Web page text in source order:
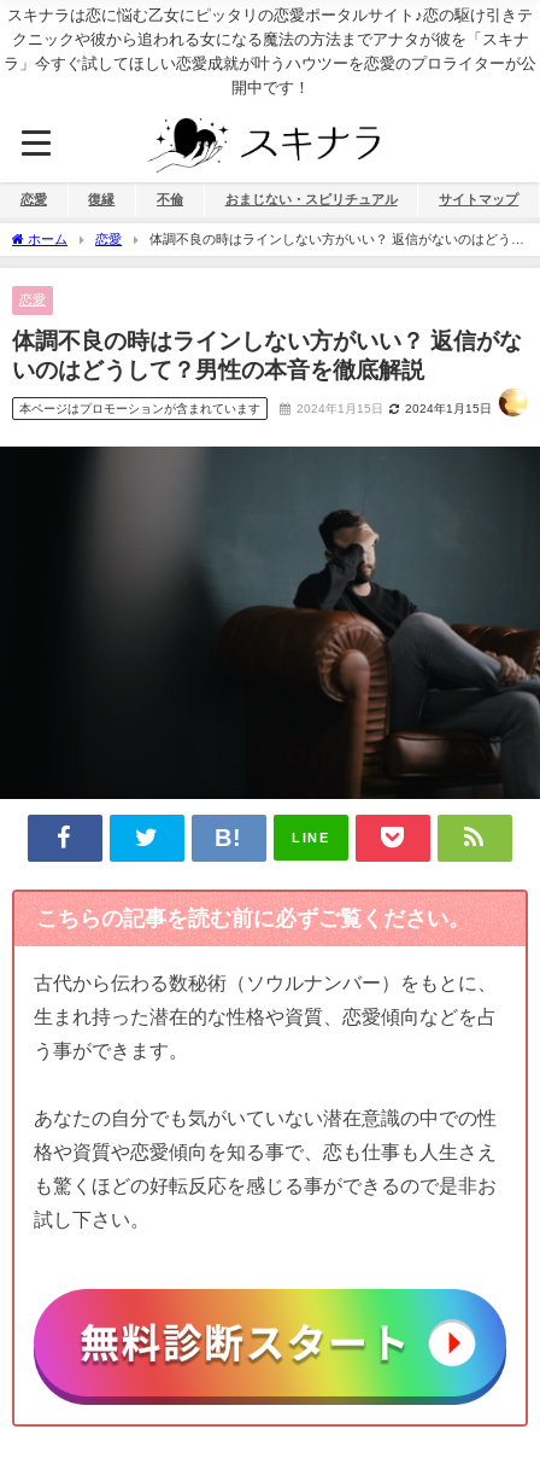
スキナラは恋に悩む乙女にピッタリの恋愛ポータルサイト♪恋の駆け引きテ
クニックや彼から追われる女になる魔法の方法までアナタが彼を「スキナ
ラ」今すぐ試してほしい恋愛成就が叶うハウツーを恋愛のプロライターが公
開中です！
恋愛 復縁 不倫 おまじない・スピリチュアル サイトマップ
ホーム 恋愛
体調不良の時はラインしない方がいい？ 返信がないのはどうし
て？男性の本音を徹底解説
恋愛
体調不良の時はラインしない方がいい？ 返信がな
いのはどうして？男性の本音を徹底解説
本ページはプロモーションが含まれています 2024年1月15日 2024年1月15日
LINE
こちらの記事を読む前に必ずご覧ください。
古代から伝わる数秘術（ソウルナンバー）をもとに、
生まれ持った潜在的な性格や資質、恋愛傾向などを占
う事ができます。
あなたの自分でも気がいていない潜在意識の中での性
格や資質や恋愛傾向を知る事で、恋も仕事も人生さえ
も驚くほどの好転反応を感じる事ができるので是非お
試し下さい。